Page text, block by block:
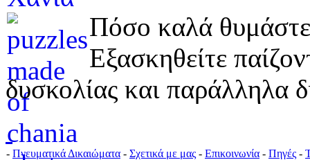
Πόσο καλά
Εξασκηθείτε
δυσκολίας και παράλληλα
- Πνευματικά Δικαιώματα - Σχετικά με μας - Επικοινωνία - Πηγές -